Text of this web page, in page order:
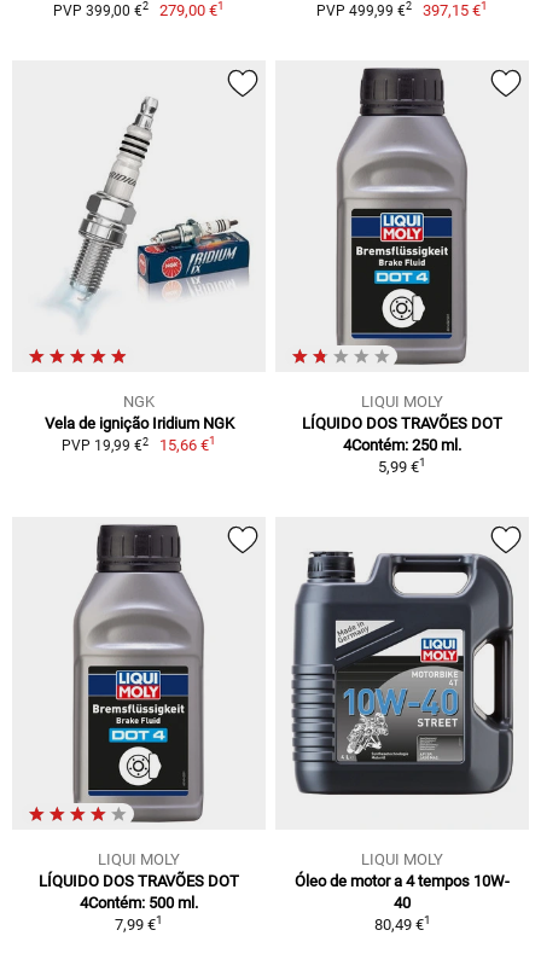
PVP 399,00 €2 279,00 €1 PVP 499,99 €2 397,15 €1
NGK
Vela de ignição Iridium NGK
PVP 19,99 €2 15,66 €1
LIQUI MOLY
LÍQUIDO DOS TRAVÕES DOT
4Contém: 250 ml.
5,99 €1
LIQUI MOLY
LÍQUIDO DOS TRAVÕES DOT
4Contém: 500 ml.
7,99 €1
LIQUI MOLY
Óleo de motor a 4 tempos 10W-
40
80,49 €1